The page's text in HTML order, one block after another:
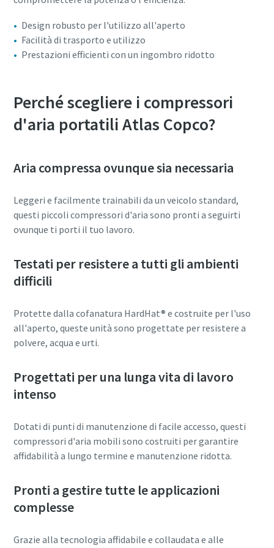
Design robusto per l'utilizzo all'aperto
Facilità di trasporto e utilizzo
Prestazioni efficienti con un ingombro ridotto
Perché scegliere i compressori
d'aria portatili Atlas Copco?
Aria compressa ovunque sia necessaria
Leggeri e facilmente trainabili da un veicolo standard,
questi piccoli compressori d'aria sono pronti a seguirti
ovunque ti porti il tuo lavoro.
Testati per resistere a tutti gli ambienti
difficili
Protette dalla cofanatura HardHat® e costruite per l'uso
all'aperto, queste unità sono progettate per resistere a
polvere, acqua e urti.
Progettati per una lunga vita di lavoro
intenso
Dotati di punti di manutenzione di facile accesso, questi
compressori d'aria mobili sono costruiti per garantire
affidabilità a lungo termine e manutenzione ridotta.
Pronti a gestire tutte le applicazioni
complesse
Grazie alla tecnologia affidabile e collaudata e alle